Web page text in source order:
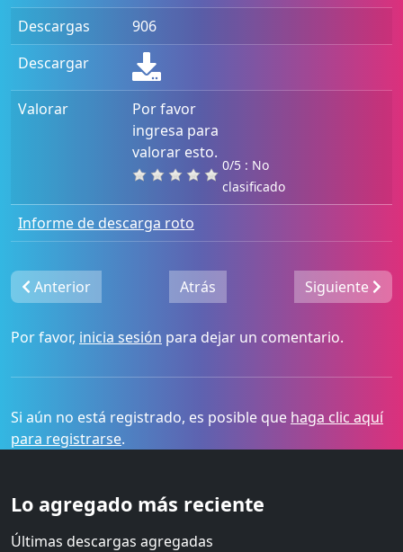
Descargas
906
Descargar
Valorar
Por favor
ingresa para
valorar esto.
0/5 : No
clasificado
Informe de descarga roto
Anterior Atrás Siguiente
Por favor, inicia sesión para dejar un comentario.
Si aún no está registrado, es posible que haga clic aquí
para registrarse.
Lo agregado más reciente
Últimas descargas agregadas